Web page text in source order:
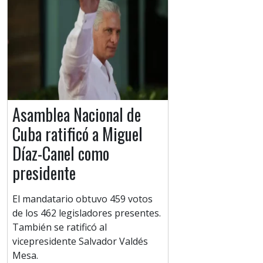
Asamblea Nacional de
Cuba ratificó a Miguel
Díaz-Canel como
presidente
El mandatario obtuvo 459 votos
de los 462 legisladores presentes.
También se ratificó al
vicepresidente Salvador Valdés
Mesa.